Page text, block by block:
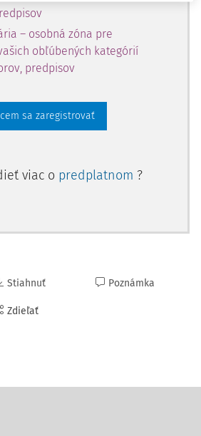
– osobná zóna pre
obľúbených kategórií
predpisov
sa zaregistrovať
viac o predplatnom ?
Stiahnuť
Zdieľať
Poznámka